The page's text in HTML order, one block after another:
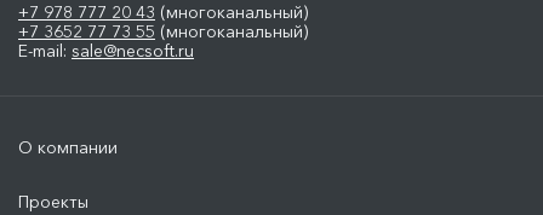
+7 978 777 20 43 (многоканальный)
+7 3652 77 73 55 (многоканальный)
E-mail: sale@necsoft.ru
О компании
Проекты